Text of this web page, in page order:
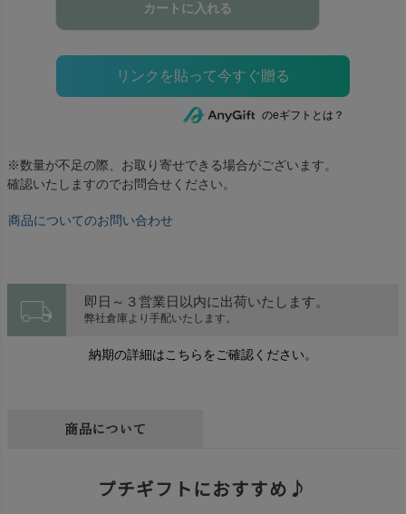
カートに入れる
のeギフトとは？
※数量が不足の際、お取り寄せできる場合がございます。
確認いたしますのでお問合せください。
商品についてのお問い合わせ
local_shipping 即日～３営業日以内に出荷いたします。
弊社倉庫より手配いたします。
納期の詳細はこちらをご確認ください。
商品について
プチギフトにおすすめ♪